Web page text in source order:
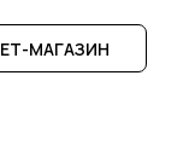
МАГАЗИН